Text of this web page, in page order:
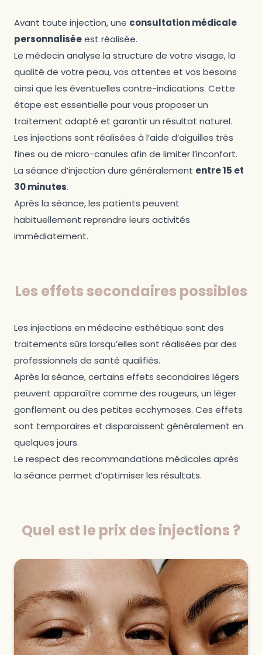
Avant toute injection, une consultation médicale
personnaliséeest réalisée.
Le médecin analyse la structure de votre visage, la
qualité de votre peau, vos attentes et vos besoins
ainsi que les éventuelles contre-indications. Cette
étape est essentielle pour vous proposer un
traitement adapté et garantir un résultat naturel.
Les injections sont réalisées à l’aide d’aiguilles très
fines ou de micro-canules afin de limiter l’inconfort.
La séance d’injection dure généralement entre 15 et
30 minutes.
Après la séance, les patients peuvent
habituellement reprendre leurs activités
immédiatement.
Les effets secondaires possibles
Les injections en médecine esthétique sont des
traitements sûrs lorsqu’elles sont réalisées par des
professionnels de santé qualifiés.
Après la séance, certains effets secondaires légers
peuvent apparaître comme des rougeurs, un léger
gonflement ou des petites ecchymoses. Ces effets
sont temporaires et disparaissent généralement en
quelques jours.
Le respect des recommandations médicales après
la séance permet d’optimiser les résultats.
Quel est le prix des injections ?